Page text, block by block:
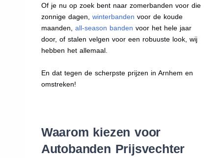
Of je nu op zoek bent naar zomerbanden voor die
zonnige dagen, winterbanden voor de koude
maanden, all-season banden voor het hele jaar
door, of stalen velgen voor een robuuste look, wij
hebben het allemaal.
En dat tegen de scherpste prijzen in Arnhem en
omstreken!
Waarom kiezen voor
Autobanden Prijsvechter